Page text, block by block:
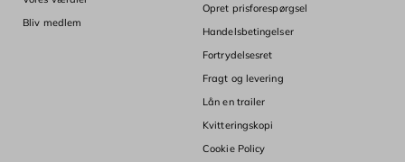
Bliv medlem
Opret prisforespørgsel
Handelsbetingelser
Fortrydelsesret
Fragt og levering
Lån en trailer
Kvitteringskopi
Cookie Policy